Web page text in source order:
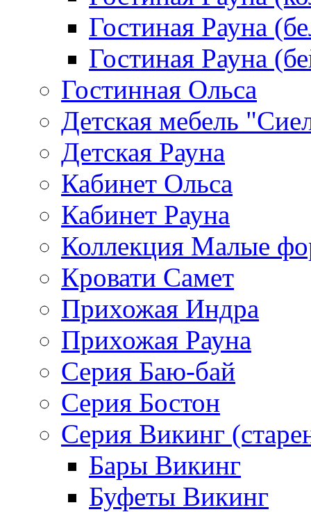
Гостиная Рауна
Гостиная Рауна
Гостинная Ольса
Детская мебель
Детская Рауна
Кабинет Ольса
Кабинет Рауна
Коллекция Малые
Кровати Самет
Прихожая Индра
Прихожая Рауна
Серия Баю-бай
Серия Бостон
Серия Викинг
Бары Викинг
Буфеты Викинг